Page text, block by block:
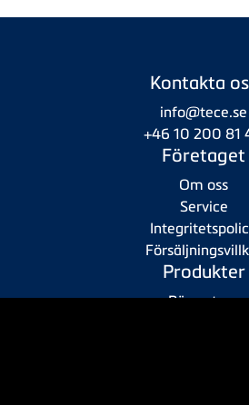
Kontakta
info@tece.se
+46 10 200 81
Företaget
Om oss
Service
Produkter
Rörsystem